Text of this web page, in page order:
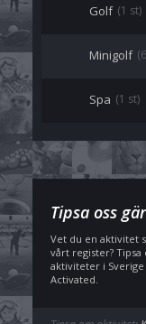
Golf (1 st)
Minigolf
Spa (1 st)
Tipsa oss
Vet du en aktivitet
vårt register? Tipsa
aktiviteter i
Activated.